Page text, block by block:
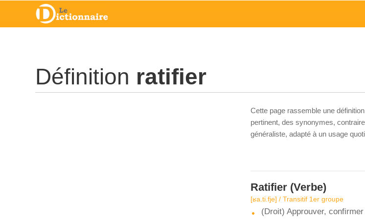
Définition ratifier
Cette page rassemble une
pertinent, des synonymes,
généraliste, adapté à un usage
Ratifier (Verbe)
[ʁa.ti.fje] / Transitif 1er groupe
(Droit) Approuver,